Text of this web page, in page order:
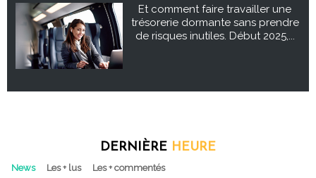
Et comment faire travailler une
trésorerie dormante sans prendre
de risques inutiles. Début 2025,...
DERNIÈRE HEURE
News Les + lus Les + commentés